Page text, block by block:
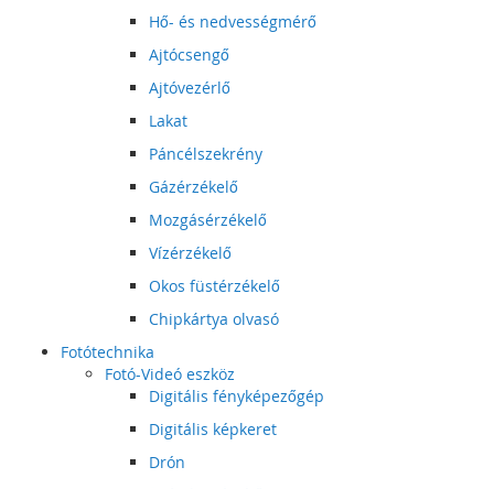
Hő- és nedvességmérő
Ajtócsengő
Ajtóvezérlő
Lakat
Páncélszekrény
Gázérzékelő
Mozgásérzékelő
Vízérzékelő
Okos füstérzékelő
Chipkártya olvasó
Fotótechnika
Fotó-Videó eszköz
Digitális fényképezőgép
Digitális képkeret
Drón